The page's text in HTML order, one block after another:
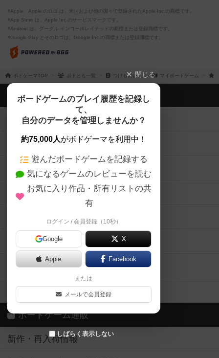
※Apple、Apple のロゴ は、米国および他の国々で登録されたApple Inc.の商標です。
※App Store は、Apple Inc.のサービスマークです。
※Android は、グーグル インコーポレイテッドの商標または登録商標です。
※Google Play とそのロゴは、Google Inc.の商標または登録商標です。
ボドゲーマTOP ボドとも一覧 つけものいし マイボードゲーム
閉じる
ボードゲームのプレイ履歴を記録し
て、
自分のデータを管理しませんか？
約75,000人がボドゲーマを利用中！
遊んだボードゲームを記録する
気になるゲームのレビューを読む
お気に入り作品・所有リストの共
有
ログイン / 会員登録（10秒）
Google X
Apple Facebook
または
メールで会員登録
しばらく表示しない
ボドゲーマTOP
ボードゲームを検索する
ボードゲームの新着レビュー
ボードゲーム会情報
メカニクス特集
掲示板・トピックス
ボドとも・会員一覧
ボードゲーム業界コラム
ボドゲーマご利用案内
ボードゲーム通販
新作・再入荷情報